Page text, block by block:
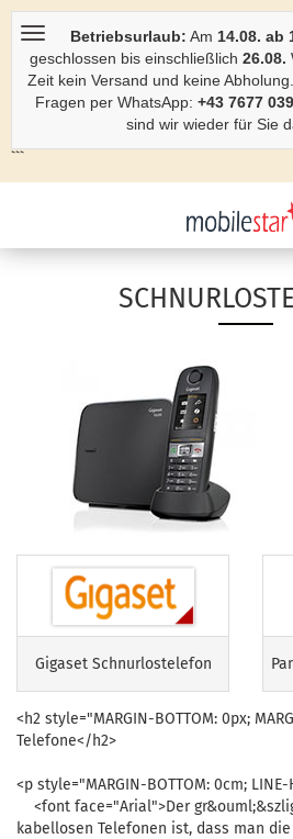
Betriebsurlaub: Am 14.08. ab
geschlossen bis einschließlich 26.08.
Zeit kein Versand und keine
Fragen per WhatsApp: +43 7677
sind wir wieder für Sie
```
Gigaset Schnurlostelefon
<h2 style="MARGIN-BOTTOM: 0px;
Telefone</h2>
<p style="MARGIN-BOTTOM: 0cm; LINE-
<font face="Arial">Der
kabellosen Telefonen ist, dass man